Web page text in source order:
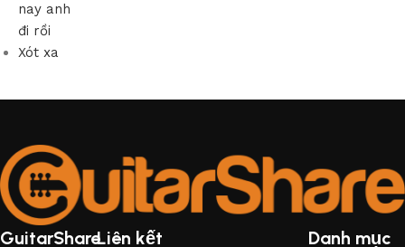
nay anh
đi rồi
Xót xa
GuitarShareLiên kết Danh mục